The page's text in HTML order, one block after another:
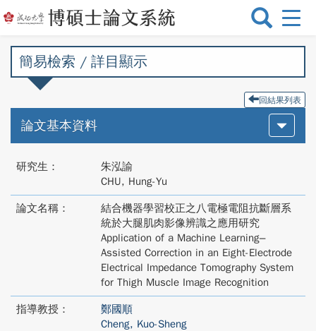
選
切
簡易檢索 / 詳目顯示
回結果列表
論文基本資料
研究生：
朱泓諭
CHU, Hung-Yu
論文名稱：
結合機器學習校正之八電極電阻抗斷層系
統於大腿肌肉影像辨識之應用研究
Application of a Machine Learning–
Assisted Correction in an Eight-Electrode
Electrical Impedance Tomography System
for Thigh Muscle Image Recognition
指導教授：
鄭國順
Cheng, Kuo-Sheng